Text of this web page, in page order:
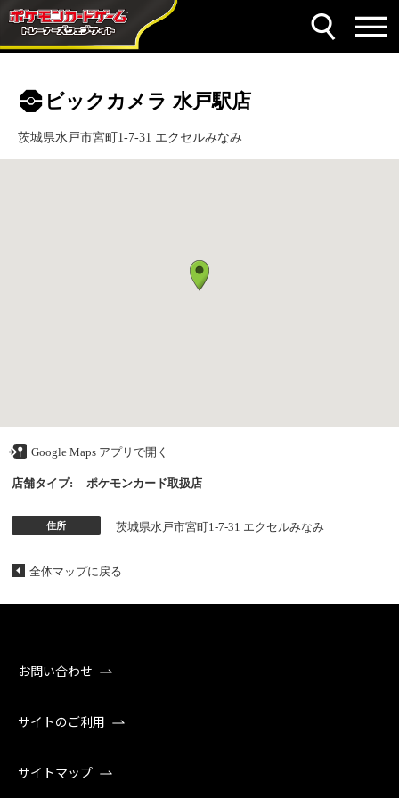
ビックカメラ 水戸駅店
茨城県水戸市宮町1-7-31 エクセルみなみ
Google Maps アプリで開く
店舗タイプ: ポケモンカード取扱店
住所 茨城県水戸市宮町1-7-31 エクセルみなみ
全体マップに戻る
お問い合わせ
サイトのご利用
サイトマップ